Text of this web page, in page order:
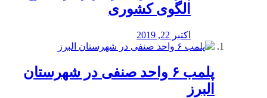
الگوی کشوری
اکتبر 22, 2019
پلمب ۶ واحد صنفی در شهرستان
البرز